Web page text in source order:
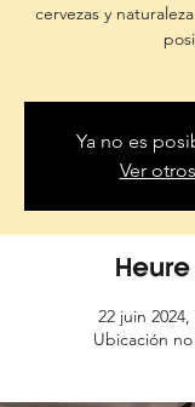
cervezas y
Ya no es
Ver
22 juin 2024,
Ubicación